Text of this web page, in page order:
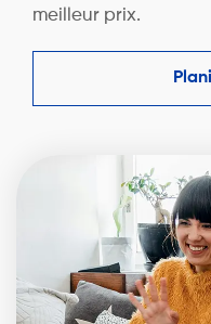
meilleur prix.